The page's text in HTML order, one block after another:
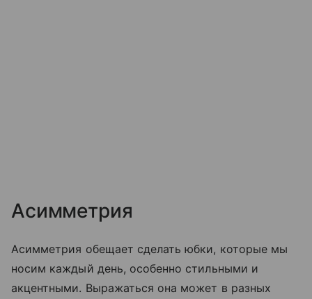
Асимметрия
Асимметрия обещает сделать юбки, которые мы
носим каждый день, особенно стильными и
акцентными. Выражаться она может в разных